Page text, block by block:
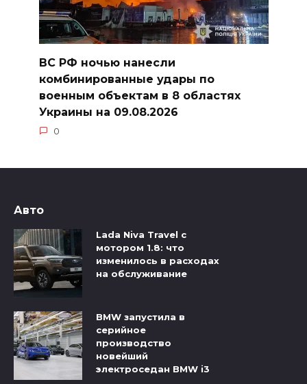
ВС РФ ночью нанесли
комбинированные удары по
военным объектам в 8 областях
Украины на 09.08.2026
0
Авто
Lada Niva Travel с
мотором 1.8: что
изменилось в расходах
на обслуживание
BMW запустила в
серийное
производство
новейший
электроседан BMW i3